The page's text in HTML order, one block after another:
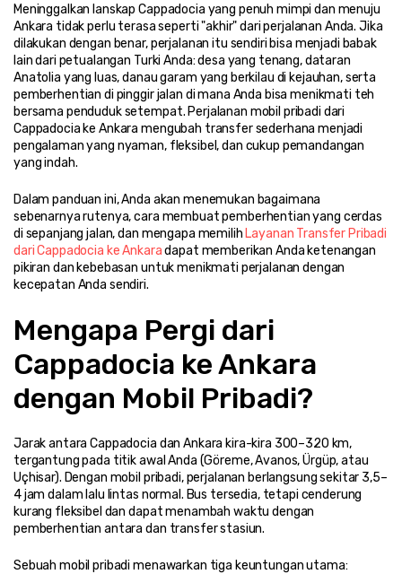
Meninggalkan lanskap Cappadocia yang penuh mimpi dan menuju
Ankara tidak perlu terasa seperti "akhir" dari perjalanan Anda. Jika
dilakukan dengan benar, perjalanan itu sendiri bisa menjadi babak
lain dari petualangan Turki Anda: desa yang tenang, dataran
Anatolia yang luas, danau garam yang berkilau di kejauhan, serta
pemberhentian di pinggir jalan di mana Anda bisa menikmati teh
bersama penduduk setempat. Perjalanan mobil pribadi dari
Cappadocia ke Ankara mengubah transfer sederhana menjadi
pengalaman yang nyaman, fleksibel, dan cukup pemandangan
yang indah.
Dalam panduan ini, Anda akan menemukan bagaimana
sebenarnya rutenya, cara membuat pemberhentian yang cerdas
di sepanjang jalan, dan mengapa memilih Layanan Transfer Pribadi
dari Cappadocia ke Ankara dapat memberikan Anda ketenangan
pikiran dan kebebasan untuk menikmati perjalanan dengan
kecepatan Anda sendiri.
Mengapa Pergi dari
Cappadocia ke Ankara
dengan Mobil Pribadi?
Jarak antara Cappadocia dan Ankara kira-kira 300–320 km,
tergantung pada titik awal Anda (Göreme, Avanos, Ürgüp, atau
Uçhisar). Dengan mobil pribadi, perjalanan berlangsung sekitar 3,5–
4 jam dalam lalu lintas normal. Bus tersedia, tetapi cenderung
kurang fleksibel dan dapat menambah waktu dengan
pemberhentian antara dan transfer stasiun.
Sebuah mobil pribadi menawarkan tiga keuntungan utama: